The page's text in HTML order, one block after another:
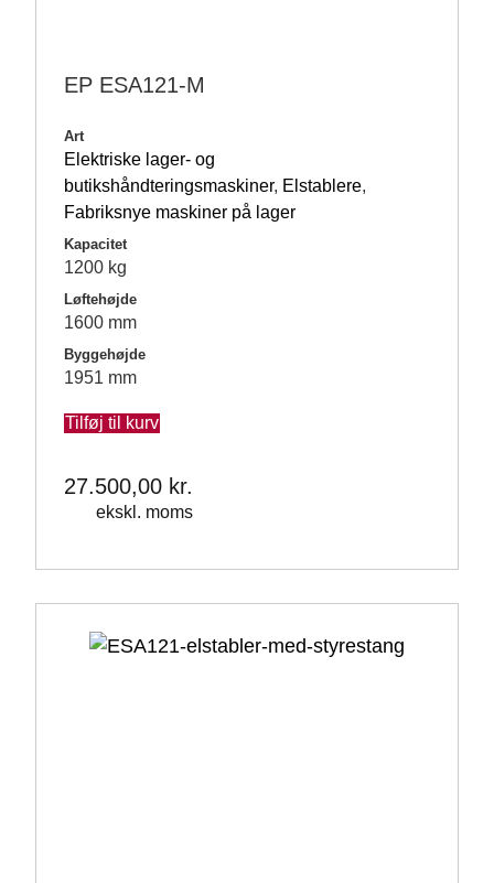
EP ESA121-M
Art
Elektriske lager- og
butikshåndteringsmaskiner, Elstablere,
Fabriksnye maskiner på lager
Kapacitet
1200 kg
Løftehøjde
1600 mm
Byggehøjde
1951 mm
Tilføj til kurv
27.500,00 kr.
ekskl. moms